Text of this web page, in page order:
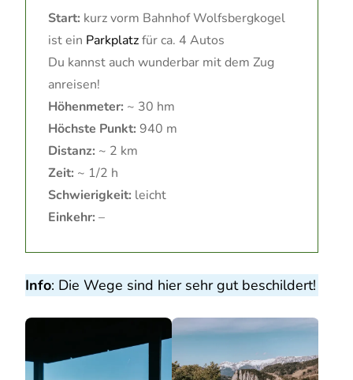
Start: kurz vorm Bahnhof Wolfsbergkogel
ist ein Parkplatzfür ca. 4 Autos
Du kannst auch wunderbar mit dem Zug
anreisen!
Höhenmeter: ~ 30 hm
Höchste Punkt: 940 m
Distanz: ~ 2 km
Zeit: ~ 1/2 h
Schwierigkeit: leicht
Einkehr: –
Info: Die Wege sind hier sehr gut beschildert!